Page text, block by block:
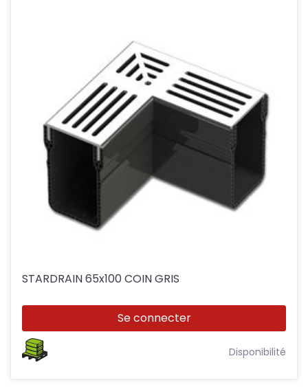
STARDRAIN 65x100 COIN GRIS
Se connecter
Disponibilité